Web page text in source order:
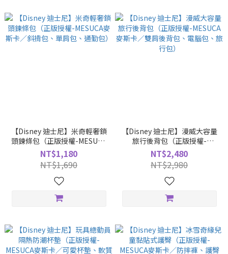
【Disney 迪士尼】米奇輕奢鎖
頭鍊條包（正版授權-MESUCA
麥斯卡／斜揹包、單肩包、通
勤包）
NT$1,180
NT$1,690
【Disney 迪士尼】漫威大容量
旅行後背包（正版授權-
MESUCA麥斯卡／雙肩後背
包、電腦包、旅行包）
NT$2,480
NT$2,980